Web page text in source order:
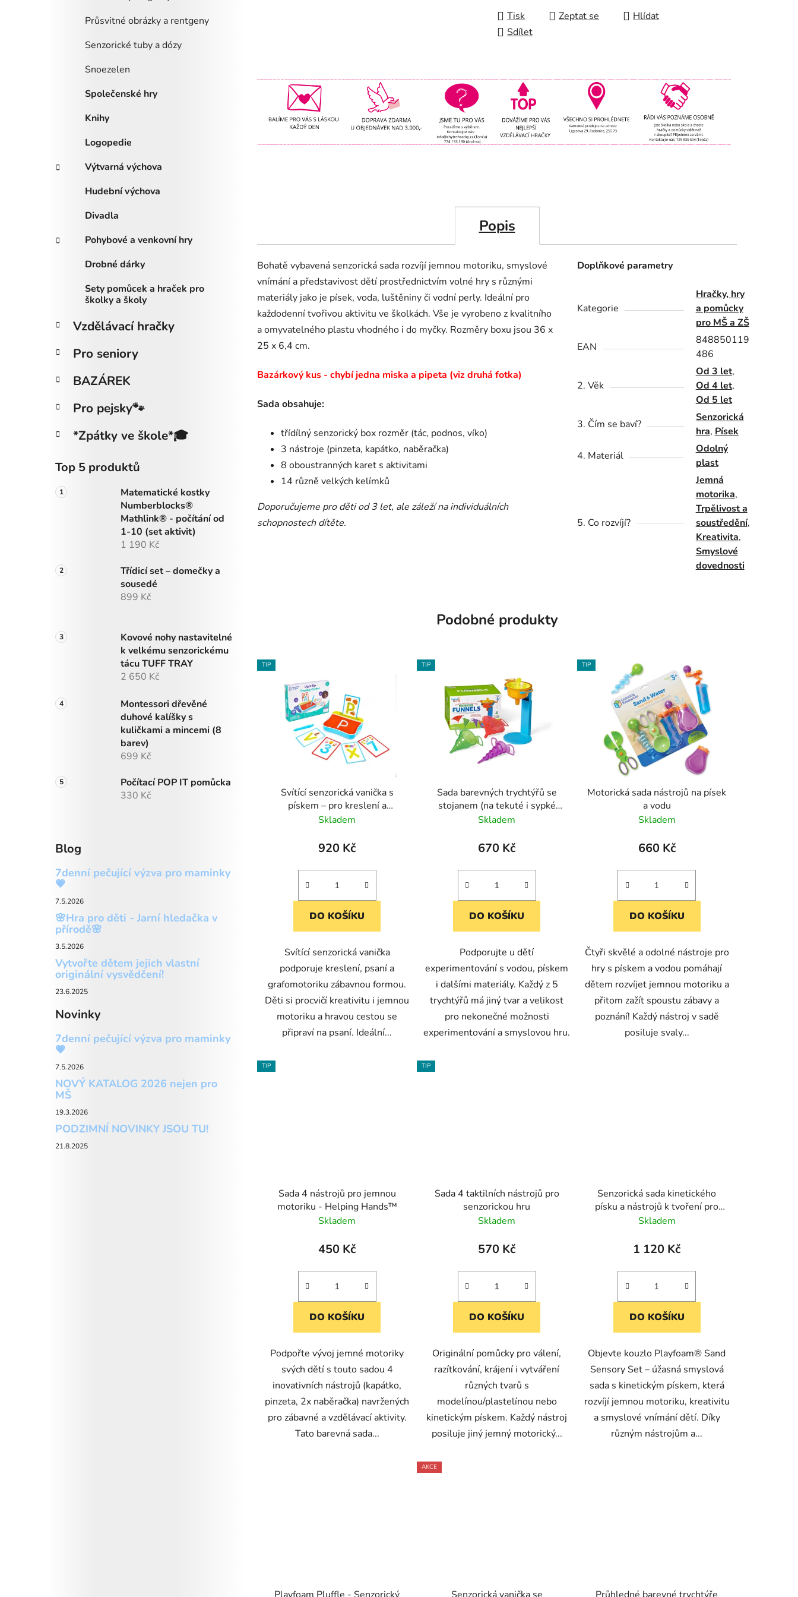
Průsvitné obrázky a rentgeny
Senzorické tuby a dózy
Snoezelen
Společenské hry
Knihy
Logopedie
Výtvarná výchova
Hudební výchova
Divadla
Pohybové a venkovní hry
Drobné dárky
Sety pomůcek a hraček pro
školky a školy
Vzdělávací hračky
Pro seniory
BAZÁREK
Pro pejsky🐾
*Zpátky ve škole*🎓
Top 5 produktů
Matematické kostky
Numberblocks®
Mathlink® - počítání od
1-10 (set aktivit)
1 190 Kč
Třídicí set – domečky a
sousedé
899 Kč
Kovové nohy nastavitelné
k velkému senzorickému
tácu TUFF TRAY
2 650 Kč
Montessori dřevěné
duhové kalíšky s
kuličkami a mincemi (8
barev)
699 Kč
Počítací POP IT pomůcka
330 Kč
Blog
7denní pečující výzva pro maminky
💗
7.5.2026
🌸Hra pro děti - Jarní hledačka v
přírodě🌸
3.5.2026
Vytvořte dětem jejich vlastní
originální vysvědčení!
23.6.2025
Novinky
7denní pečující výzva pro maminky
💗
7.5.2026
NOVÝ KATALOG 2026 nejen pro
MŠ
19.3.2026
PODZIMNÍ NOVINKY JSOU TU!
21.8.2025
Tisk Zeptat se
Hlídat
Sdílet
Popis
Bohatě vybavená senzorická sada rozvíjí jemnou motoriku, smyslové
vnímání a představivost dětí prostřednictvím volné hry s různými
materiály jako je písek, voda, luštěniny či vodní perly. Ideální pro
každodenní tvořivou aktivitu ve školkách. Vše je vyrobeno z kvalitního
a omyvatelného plastu vhodného i do myčky. Rozměry boxu jsou 36 x
25 x 6,4 cm.
Bazárkový kus - chybí jedna miska a pipeta (viz druhá fotka)
Sada obsahuje:
třídílný senzorický box rozměr (tác, podnos, víko)
3 nástroje (pinzeta, kapátko, naběračka)
8 oboustranných karet s aktivitami
14 různě velkých kelímků
Doporučujeme pro děti od 3 let, ale záleží na individuálních
schopnostech dítěte.
Doplňkové parametry
Kategorie
Hračky, hry
a pomůcky
pro MŠ a ZŠ
EAN
848850119
486
2. Věk
Od 3 let,
Od 4 let,
Od 5 let
3. Čím se baví?
Senzorická
hra, Písek
4. Materiál
Odolný
plast
5. Co rozvíjí?
Jemná
motorika,
Trpělivost a
soustředění,
Kreativita,
Smyslové
dovednosti
Podobné produkty
TIP
Svítící senzorická vanička s
pískem – pro kreslení a
grafomotoriku
Skladem
920 Kč
DO KOŠÍKU
Svítící senzorická vanička
podporuje kreslení, psaní a
grafomotoriku zábavnou formou.
Děti si procvičí kreativitu i jemnou
motoriku a hravou cestou se
připraví na psaní. Ideální...
TIP
Sada barevných trychtýřů se
stojanem (na tekuté i sypké
materiály)
Skladem
670 Kč
DO KOŠÍKU
Podporujte u dětí
experimentování s vodou, pískem
i dalšími materiály. Každý z 5
trychtýřů má jiný tvar a velikost
pro nekonečné možnosti
experimentování a smyslovou hru.
TIP
Motorická sada nástrojů na písek
a vodu
Skladem
660 Kč
DO KOŠÍKU
Čtyři skvělé a odolné nástroje pro
hry s pískem a vodou pomáhají
dětem rozvíjet jemnou motoriku a
přitom zažít spoustu zábavy a
poznání! Každý nástroj v sadě
posiluje svaly...
TIP
Sada 4 nástrojů pro jemnou
motoriku - Helping Hands™
Skladem
450 Kč
DO KOŠÍKU
Podpořte vývoj jemné motoriky
svých dětí s touto sadou 4
inovativních nástrojů (kapátko,
pinzeta, 2x naběračka) navržených
pro zábavné a vzdělávací aktivity.
Tato barevná sada...
TIP
Sada 4 taktilních nástrojů pro
senzorickou hru
Skladem
570 Kč
DO KOŠÍKU
Originální pomůcky pro válení,
razítkování, krájení i vytváření
různých tvarů s
modelínou/plastelínou nebo
kinetickým pískem. Každý nástroj
posiluje jiný jemný motorický...
Senzorická sada kinetického
písku a nástrojů k tvoření pro
děti Playfoam
Skladem
1 120 Kč
DO KOŠÍKU
Objevte kouzlo Playfoam® Sand
Sensory Set – úžasná smyslová
sada s kinetickým pískem, která
rozvíjí jemnou motoriku, kreativitu
a smyslové vnímání dětí. Díky
různým nástrojům a...
AKCE